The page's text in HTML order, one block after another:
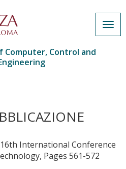
Computer, Control and
International Conference
Pages 561-572